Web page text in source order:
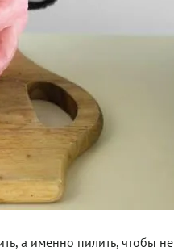
а именно пилить, чтобы не